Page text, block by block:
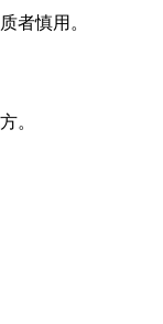
者慎用。
。